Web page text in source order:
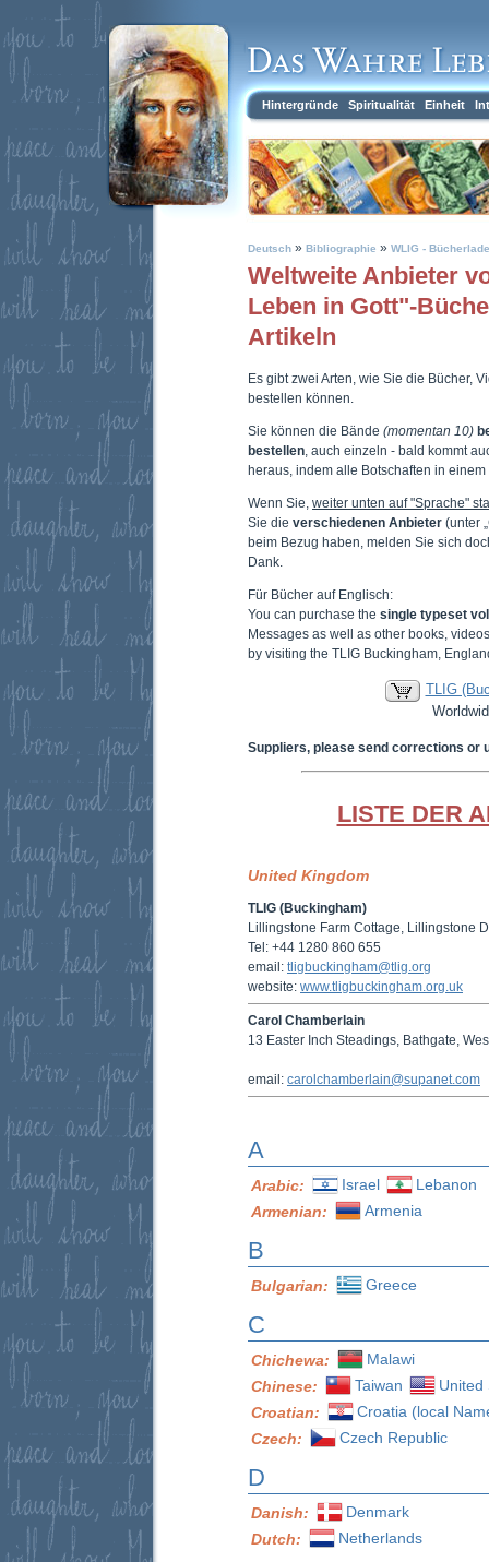
Hintergründe Spiritualität Einheit
Deutsch » Bibliographie » WLIG -
Weltweite Anbieter
Leben in Gott"-
Artikeln
Es gibt zwei Arten, wie Sie die Bücher,
bestellen können.
Sie können die Bände (momentan 10)
bestellen , auch einzeln - bald kommt
heraus, indem alle Botschaften in
Wenn Sie, weiter unten auf "Sprache"
Sie die verschiedenen Anbieter (unter
beim Bezug haben, melden Sie sich
Dank.
Für Bücher auf Englisch:
You can purchase the single typeset
Messages as well as other books,
by visiting the TLIG Buckingham,
TLIG
Suppliers, please send corrections or
LISTE DER
United Kingdom
TLIG (Buckingham)
Lillingstone Farm Cottage, Lillingstone
Tel: +44 1280 860 655
email: tligbuckingham@tlig.org
website: www.tligbuckingham.org.uk
Carol Chamberlain
13 Easter Inch Steadings, Bathgate,
email: carolchamberlain@supanet.com
A
Arabic: Israel
Lebanon
Armenian:
Armenia
B
Bulgarian: Greece
C
Chichewa:
Malawi
Chinese:
Taiwan
United
Croatian:
Croatia (local
Czech:
Czech Republic
D
Danish:
Denmark
Dutch:
Netherlands